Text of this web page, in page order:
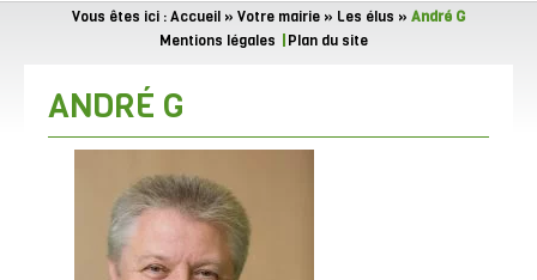
Vous êtes ici :Accueil » Votre mairie » Les élus » André G
Mentions légales
Plan du site
ANDRÉ G